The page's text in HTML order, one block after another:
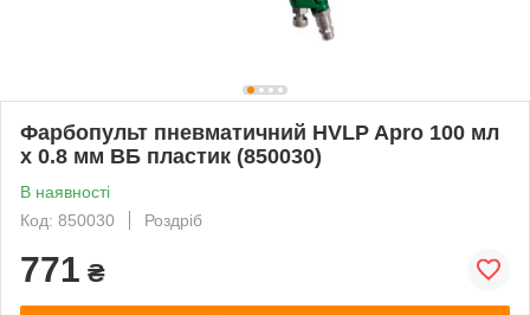
Фарбопульт пневматичний HVLP Apro 100 мл
x 0.8 мм ВБ пластик (850030)
В наявності
Код: 850030
Роздріб
771 ₴